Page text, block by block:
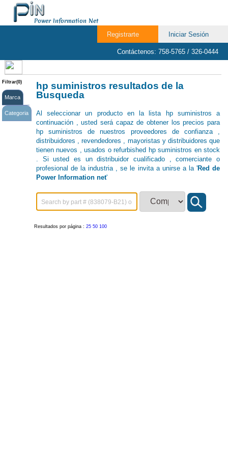
Power Information Net
Iniciar Sesión
Registrarte
Contáctenos: 758-5765 / 326-0444
Filtrar(0)
Marca
Categoria
hp suministros resultados de la
Busqueda
Al seleccionar un producto en la lista hp suministros a
continuación , usted será capaz de obtener los precios para
hp suministros de nuestros proveedores de confianza ,
distribuidores , revendedores , mayoristas y distribuidores que
tienen nuevos , usados ​​o refurbished hp suministros en stock
. Si usted es un distribuidor cualificado , comerciante o
profesional de la industria , se le invita a unirse a la 'Red de
Power Information net'
Resultados por página :25 50 100